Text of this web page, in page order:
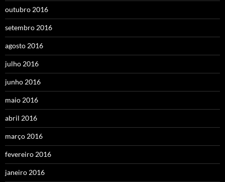
outubro 2016
setembro 2016
agosto 2016
julho 2016
junho 2016
maio 2016
abril 2016
março 2016
fevereiro 2016
janeiro 2016